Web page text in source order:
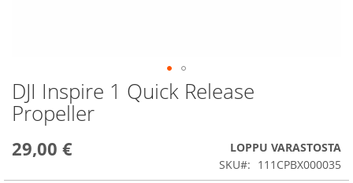
DJI Inspire 1 Quick Release
Propeller
29,00 €
LOPPU VARASTOSTA
SKU
111CPBX000035
Skip
to
the
of